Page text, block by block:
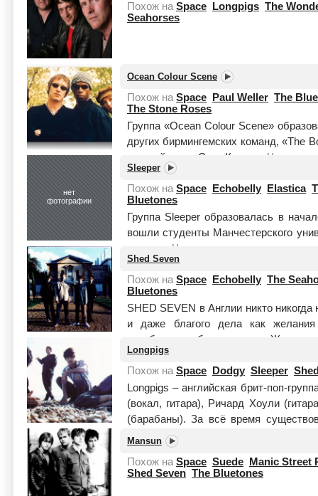
Похож на Space Longpigs The
Seahorses
Ocean Colour Scene
Похож на Space Paul Weller The
The Stone Roses
Группа «Ocean Colour Scene»
других бирмингемских команд, «The
которой играл Стив Крэдл... Читать
нет
фотографии
Sleeper
Похож на Space Echobelly Elastica
Bluetones
Группа Sleeper образовалась в
вошли студенты Манчестерского
Читать целиком
Shed Seven
Похож на Space Echobelly The
Bluetones
SHED SEVEN в Англии никто
и даже благого дела как
заработать побольше денег.
в раз...Читать целиком
Longpigs
Похож на Space Dodgy Sleeper
Longpigs – английская брит-поп-
(вокал, гитара), Ричард Хоули
(барабаны). За всё время
альбома...
Mansun
Похож на Space Suede
Manic Street
Shed Seven The Bluetones